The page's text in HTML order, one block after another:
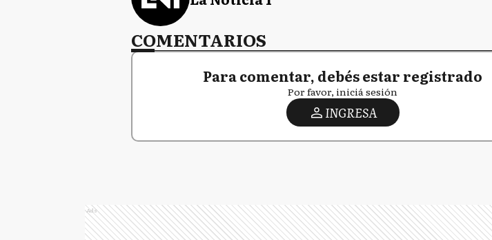
COMENTARIOS
Para comentar, debés estar registrado
Por favor, iniciá sesión
INGRESA
Ads